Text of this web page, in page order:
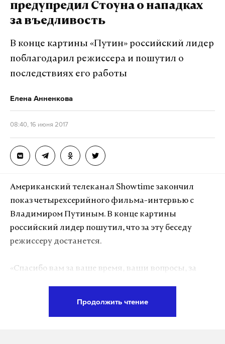
рублей. Фриске скончалась 15 июня 2015 года
около 22 часов в своём доме в подмосковной
Балашихе
. Прощание с ней состоялось в
концертном зале
Макс Telegram
Дзен
Фото: © GLOBAL LOOK press/Komsomolskaya
Pravda
предупредил Стоуна о нападках
за въедливость
В конце картины «Путин» российский лидер
поблагодарил режиссера и пошутил о
последствиях его работы
Елена Анненкова
08:40, 16 июня 2017
Американский телеканал Showtime закончил
показ четырехсерийного фильма-интервью с
Владимиром Путиным. В конце картины
российский лидер пошутил, что за эту беседу
режиссеру достанется.
«Спасибо вам за ваше время, ваши вопросы, за
Продолжить чтение